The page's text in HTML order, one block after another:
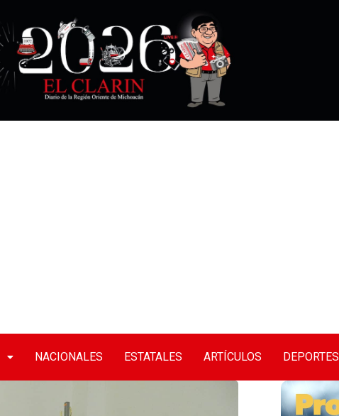
NACIONALES ESTATALES ARTÍCULOS DEPORTES